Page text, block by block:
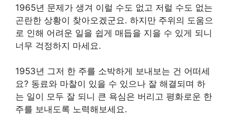
1965년 문제가 생겨 이럴 수도 없고 저럴 수도 없는
곤란한 상황이 찾아오겠군요. 하지만 주위의 도움으
로 인해 어려운 일을 쉽게 매듭을 지을 수 있게 되니
너무 걱정하지 마세요.
1953년 그저 한 주를 소박하게 보내보는 건 어떠세
요? 동료와 마찰이 있을 수 있으나 잘 해결되며 하
는 일이 모두 잘 되니 큰 욕심은 버리고 평화로운 한
주를 보내도록 노력해보세요.